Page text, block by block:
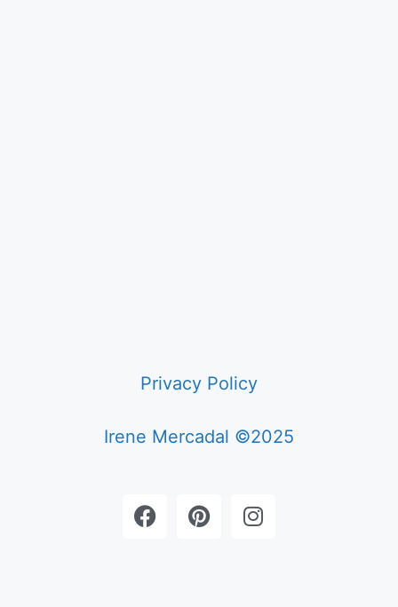
Privacy Policy
Irene Mercadal ©2025